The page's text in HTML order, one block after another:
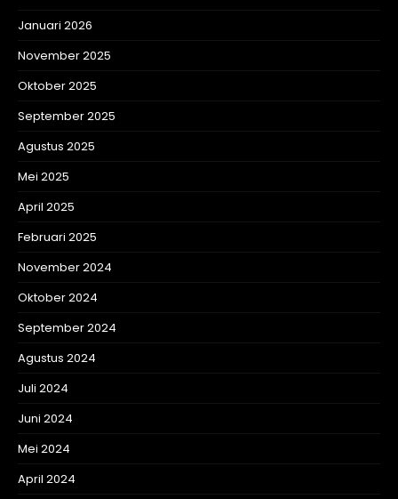
Januari 2026
November 2025
Oktober 2025
September 2025
Agustus 2025
Mei 2025
April 2025
Februari 2025
November 2024
Oktober 2024
September 2024
Agustus 2024
Juli 2024
Juni 2024
Mei 2024
April 2024